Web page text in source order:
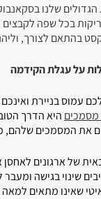
שלנו
בהתאם לצורך,
על עגלת הקידמה
עמוס בניירת ואינכם
היא הדרך
את המסמכים שלהם,
של ארגונים לאחסן
שינוי בגישה
שאינו מתאים